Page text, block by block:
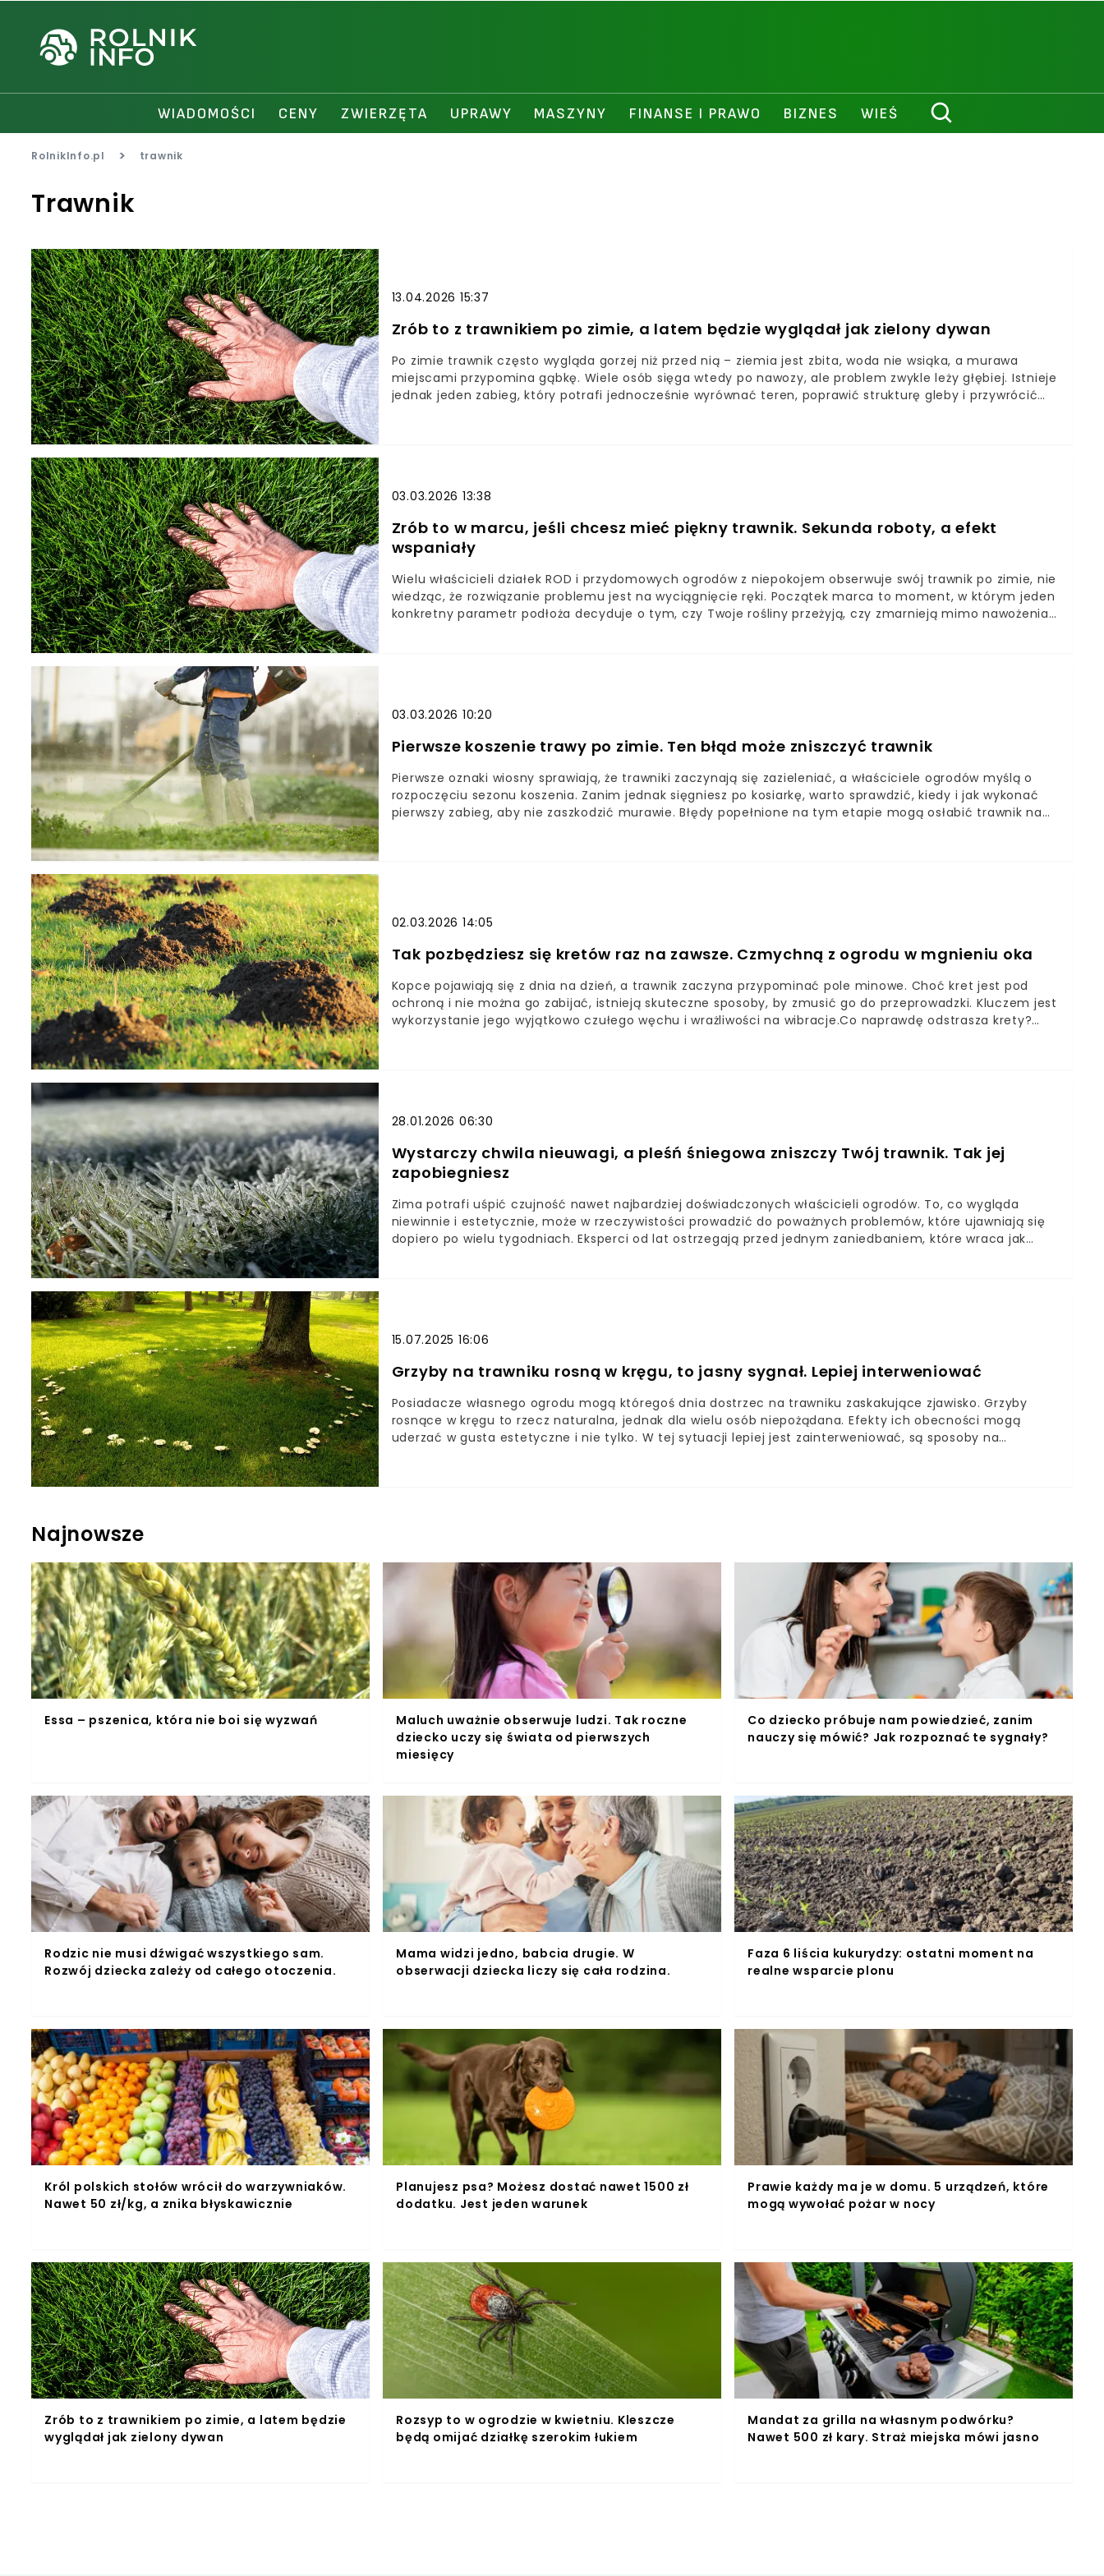
WIADOMOŚCI CENY ZWIERZĘTA UPRAWY MASZYNY FINANSE I PRAWO BIZNES WIEŚ
RolnikInfo.pl > trawnik
Trawnik
13.04.2026 15:37
Zrób to z trawnikiem po zimie, a latem będzie wyglądał jak zielony dywan
Po zimie trawnik często wygląda gorzej niż przed nią – ziemia jest zbita, woda nie wsiąka, a murawa
miejscami przypomina gąbkę. Wiele osób sięga wtedy po nawozy, ale problem zwykle leży głębiej. Istnieje
jednak jeden zabieg, który potrafi jednocześnie wyrównać teren, poprawić strukturę gleby i przywrócić
03.03.2026 13:38
Zrób to w marcu, jeśli chcesz mieć piękny trawnik. Sekunda roboty, a efekt
wspaniały
Wielu właścicieli działek ROD i przydomowych ogrodów z niepokojem obserwuje swój trawnik po zimie, nie
wiedząc, że rozwiązanie problemu jest na wyciągnięcie ręki. Początek marca to moment, w którym jeden
konkretny parametr podłoża decyduje o tym, czy Twoje rośliny przeżyją, czy zmarnieją mimo nawożenia.
03.03.2026 10:20
Pierwsze koszenie trawy po zimie. Ten błąd może zniszczyć trawnik
Pierwsze oznaki wiosny sprawiają, że trawniki zaczynają się zazieleniać, a właściciele ogrodów myślą o
rozpoczęciu sezonu koszenia. Zanim jednak sięgniesz po kosiarkę, warto sprawdzić, kiedy i jak wykonać
pierwszy zabieg, aby nie zaszkodzić murawie. Błędy popełnione na tym etapie mogą osłabić trawnik na
02.03.2026 14:05
Tak pozbędziesz się kretów raz na zawsze. Czmychną z ogrodu w mgnieniu oka
Kopce pojawiają się z dnia na dzień, a trawnik zaczyna przypominać pole minowe. Choć kret jest pod
ochroną i nie można go zabijać, istnieją skuteczne sposoby, by zmusić go do przeprowadzki. Kluczem jest
wykorzystanie jego wyjątkowo czułego węchu i wrażliwości na wibracje.Co naprawdę odstrasza krety?
28.01.2026 06:30
Wystarczy chwila nieuwagi, a pleśń śniegowa zniszczy Twój trawnik. Tak jej
zapobiegniesz
Zima potrafi uśpić czujność nawet najbardziej doświadczonych właścicieli ogrodów. To, co wygląda
niewinnie i estetycznie, może w rzeczywistości prowadzić do poważnych problemów, które ujawniają się
dopiero po wielu tygodniach. Eksperci od lat ostrzegają przed jednym zaniedbaniem, które wraca jak
15.07.2025 16:06
Grzyby na trawniku rosną w kręgu, to jasny sygnał. Lepiej interweniować
Posiadacze własnego ogrodu mogą któregoś dnia dostrzec na trawniku zaskakujące zjawisko. Grzyby
rosnące w kręgu to rzecz naturalna, jednak dla wielu osób niepożądana. Efekty ich obecności mogą
uderzać w gusta estetyczne i nie tylko. W tej sytuacji lepiej jest zainterweniować, są sposoby na
Najnowsze
Essa – pszenica, która nie boi się wyzwań
Maluch uważnie obserwuje ludzi. Tak roczne
dziecko uczy się świata od pierwszych
miesięcy
Co dziecko próbuje nam powiedzieć, zanim
nauczy się mówić? Jak rozpoznać te sygnały?
Rodzic nie musi dźwigać wszystkiego sam.
Rozwój dziecka zależy od całego otoczenia.
Mama widzi jedno, babcia drugie. W
obserwacji dziecka liczy się cała rodzina.
Faza 6 liścia kukurydzy: ostatni moment na
realne wsparcie plonu
Król polskich stołów wrócił do warzywniaków.
Nawet 50 zł/kg, a znika błyskawicznie
Planujesz psa? Możesz dostać nawet 1500 zł
dodatku. Jest jeden warunek
Prawie każdy ma je w domu. 5 urządzeń, które
mogą wywołać pożar w nocy
Zrób to z trawnikiem po zimie, a latem będzie
wyglądał jak zielony dywan
Rozsyp to w ogrodzie w kwietniu. Kleszcze
będą omijać działkę szerokim łukiem
Mandat za grilla na własnym podwórku?
Nawet 500 zł kary. Straż miejska mówi jasno